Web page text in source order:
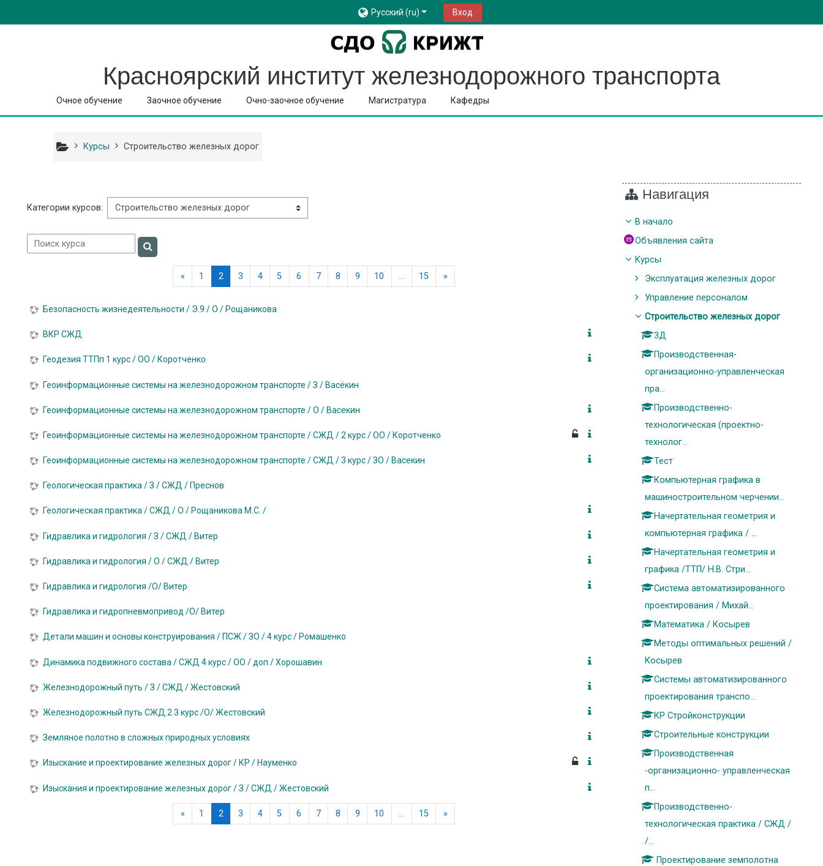
Русский ‎(ru)‎ Вход
Красноярский институт железнодорожного транспорта
Очное обучение Заочное обучение Очно-заочное обучение Магистратура Кафедры
Курсы Строительство железных дорог
Категории курсов:
Поиск курса
Поиск курса
«Предыдущая страница
1 2 (текущая)
3 4 5 6 7 8 9 10 … 15 »Следующая страница
Безопасность жизнедеятельности / Э.9 / О / Рощаникова
ВКР СЖД
Геодезия ТТПп 1 курс / ОО / Коротченко
Геоинформационные системы на железнодорожном транспорте / З / Васёкин
Геоинформационные системы на железнодорожном транспорте / О / Васекин
Геоинформационные системы на железнодорожном транспорте / СЖД / 2 курс / ОО / Коротченко
Геоинформационные системы на железнодорожном транспорте / СЖД / 3 курс / ЗО / Васекин
Геологическая практика / З / СЖД / Преснов
Геологическая практика / СЖД / О / Рощаникова М.С. /
Гидравлика и гидрология / З / СЖД / Витер
Гидравлика и гидрология / О / СЖД / Витер
Гидравлика и гидрология /О/ Витер
Гидравлика и гидропневмопривод /О/ Витер
Детали машин и основы конструирования / ПСЖ / ЗО / 4 курс / Ромашенко
Динамика подвижного состава / СЖД 4 курс / ОО / доп / Хорошавин
Железнодорожный путь / З / СЖД / Жестовский
Железнодорожный путь СЖД.2 3 курс /О/ Жестовский
Земляное полотно в сложных природных условиях
Изыскание и проектирование железных дорог / КР / Науменко
Изыскания и проектирование железных дорог / З / СЖД / Жестовский
«Предыдущая страница
1 2 (текущая)
3 4 5 6 7 8 9 10 … 15 »Следующая страница
Навигация
В начало
Объявления сайта
Курсы
Эксплуатация железных дорог
Управление персоналом
Строительство железных дорог
3Д
Производственная-
организационно-управленческая
пра...
Производственно-
технологическая (проектно-
технолог...
Тест
Компьютерная графика в
машиностроительном черчении...
Начертательная геометрия и
компьютерная графика / ...
Начертательная геометрия и
графика /ТТП/ Н.В. Стри...
Система автоматизированного
проектирования / Михай...
Математика / Косырев
Методы оптимальных решений /
Косырев
Системы автоматизированного
проектирования транспо...
КР Стройконструкции
Строительные конструкции
Производственная
-организационно- управленческая
п...
Производственно-
технологическая практика / СЖД /
/...
Проектирование земполотна